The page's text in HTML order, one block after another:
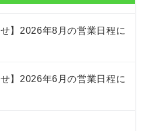
せ】2026年8月の営業日程に
せ】2026年6月の営業日程に